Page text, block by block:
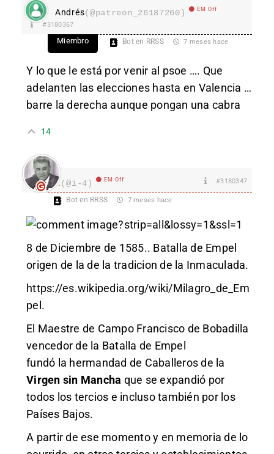
Andrés(@patreon_26187260) EM Off
#3180367
Miembro Bot en RRSS 7 meses hace
Y lo que le está por venir al psoe …. Que
adelanten las elecciones hasta en Valencia …
barre la derecha aunque pongan una cabra
14
I.(@i-4) EM Off #3180347
Bot en RRSS 7 meses hace
?strip=all&lossy=1&ssl=1
8 de Diciembre de 1585.. Batalla de Empel
origen de la de la tradicion de la Inmaculada.
https://es.wikipedia.org/wiki/Milagro_de_Em
pel.
El Maestre de Campo Francisco de Bobadilla
vencedor de la Batalla de Empel
fundó la hermandad de Caballeros de la
Virgen sin Mancha que se expandió por
todos los tercios e incluso también por los
Países Bajos.
A partir de ese momento y en memoria de lo